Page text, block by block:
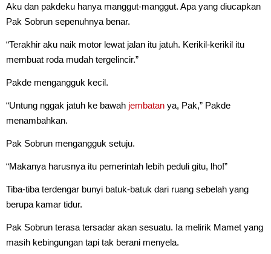
Aku dan pakdeku hanya manggut-manggut. Apa yang diucapkan
Pak Sobrun sepenuhnya benar.
“Terakhir aku naik motor lewat jalan itu jatuh. Kerikil-kerikil itu
membuat roda mudah tergelincir.”
Pakde mengangguk kecil.
“Untung nggak jatuh ke bawah jembatan ya, Pak,” Pakde
menambahkan.
Pak Sobrun mengangguk setuju.
“Makanya harusnya itu pemerintah lebih peduli gitu, lho!”
Tiba-tiba terdengar bunyi batuk-batuk dari ruang sebelah yang
berupa kamar tidur.
Pak Sobrun terasa tersadar akan sesuatu. Ia melirik Mamet yang
masih kebingungan tapi tak berani menyela.